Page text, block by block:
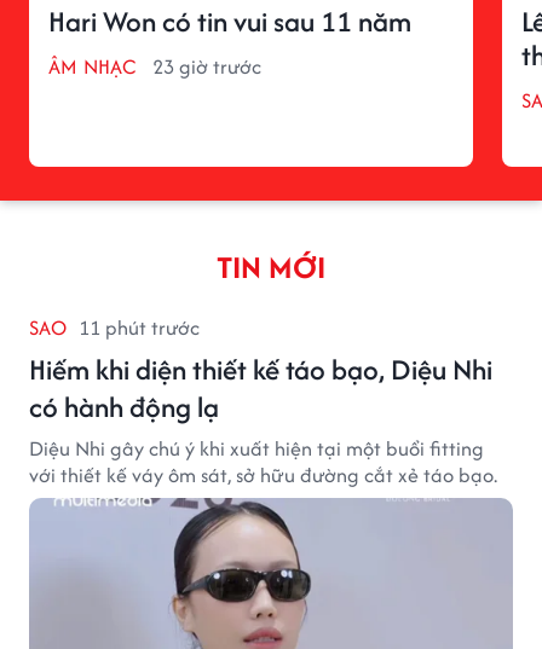
Hari Won có tin vui sau 11 năm
ÂM NHẠC 23 giờ trước
TIN MỚI
SAO 11 phút trước
Hiếm khi diện thiết kế táo bạo, Diệu Nhi
có hành động lạ
Diệu Nhi gây chú ý khi xuất hiện tại một buổi fitting
với thiết kế váy ôm sát, sở hữu đường cắt xẻ táo bạo.